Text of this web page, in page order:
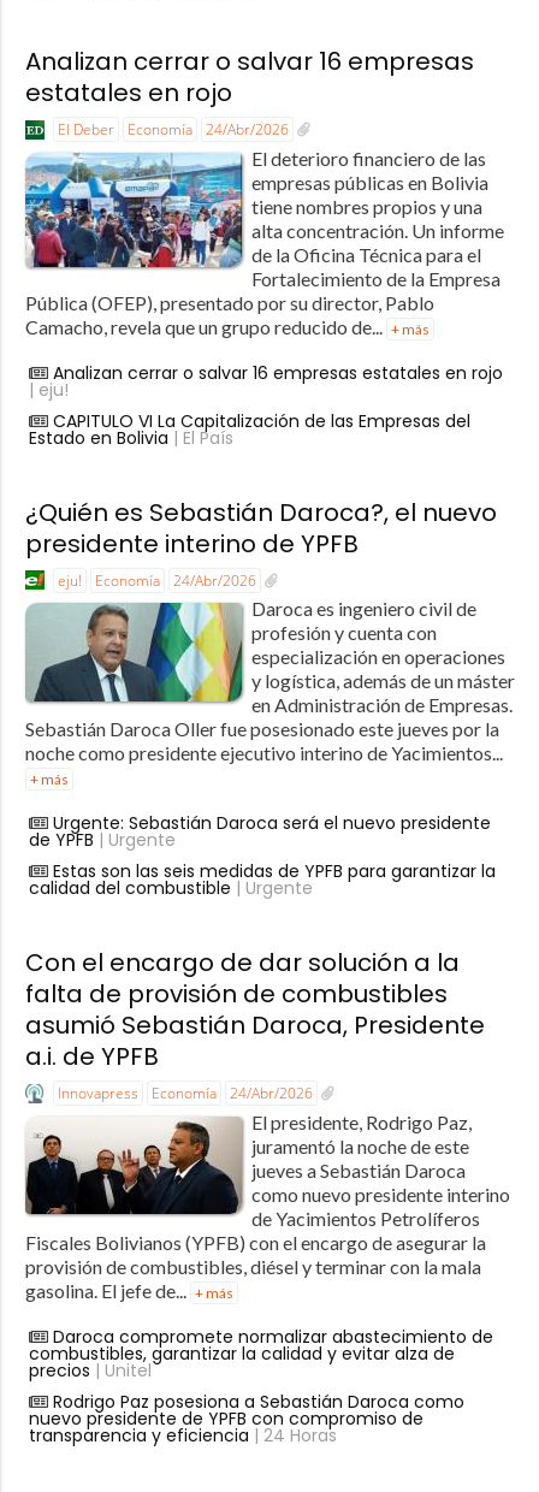
Analizan cerrar o salvar 16 empresas
estatales en rojo
El Deber Economía 24/Abr/2026
El deterioro financiero de las
empresas públicas en Bolivia
tiene nombres propios y una
alta concentración. Un informe
de la Oficina Técnica para el
Fortalecimiento de la Empresa
Pública (OFEP), presentado por su director, Pablo
Camacho, revela que un grupo reducido de...
+ más
Analizan cerrar o salvar 16 empresas estatales en rojo
| eju!
CAPITULO VI La Capitalización de las Empresas del
Estado en Bolivia | El País
¿Quién es Sebastián Daroca?, el nuevo
presidente interino de YPFB
eju! Economía 24/Abr/2026
Daroca es ingeniero civil de
profesión y cuenta con
especialización en operaciones
y logística, además de un máster
en Administración de Empresas.
Sebastián Daroca Oller fue posesionado este jueves por la
noche como presidente ejecutivo interino de Yacimientos...
+ más
Urgente: Sebastián Daroca será el nuevo presidente
de YPFB | Urgente
Estas son las seis medidas de YPFB para garantizar la
calidad del combustible | Urgente
Con el encargo de dar solución a la
falta de provisión de combustibles
asumió Sebastián Daroca, Presidente
a.i. de YPFB
Innovapress Economía 24/Abr/2026
El presidente, Rodrigo Paz,
juramentó la noche de este
jueves a Sebastián Daroca
como nuevo presidente interino
de Yacimientos Petrolíferos
Fiscales Bolivianos (YPFB) con el encargo de asegurar la
provisión de combustibles, diésel y terminar con la mala
gasolina. El jefe de... + más
Daroca compromete normalizar abastecimiento de
combustibles, garantizar la calidad y evitar alza de
precios | Unitel
Rodrigo Paz posesiona a Sebastián Daroca como
nuevo presidente de YPFB con compromiso de
transparencia y eficiencia | 24 Horas